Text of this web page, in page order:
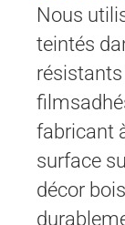
Nous
teintés
fabricant
surface
décor